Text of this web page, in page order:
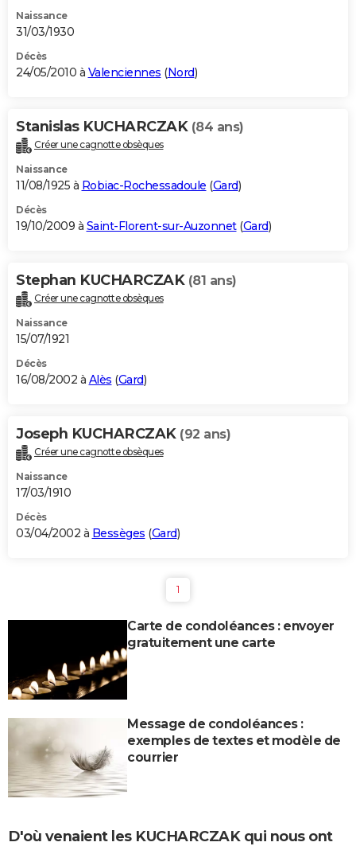
Naissance
31/03/1930
Décès
24/05/2010 à Valenciennes (Nord)
Stanislas KUCHARCZAK (84 ans)
Créer une cagnotte obsèques
Naissance
11/08/1925 à Robiac-Rochessadoule (Gard)
Décès
19/10/2009 à Saint-Florent-sur-Auzonnet(Gard)
Stephan KUCHARCZAK (81 ans)
Créer une cagnotte obsèques
Naissance
15/07/1921
Décès
16/08/2002 à Alès (Gard)
Joseph KUCHARCZAK (92 ans)
Créer une cagnotte obsèques
Naissance
17/03/1910
Décès
03/04/2002 à Bessèges (Gard)
1
Carte de condoléances : envoyer
gratuitement une carte
Message de condoléances :
exemples de textes et modèle de
courrier
D'où venaient les KUCHARCZAK qui nous ont